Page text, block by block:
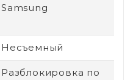
Samsung
Несъемный
Разблокировка по